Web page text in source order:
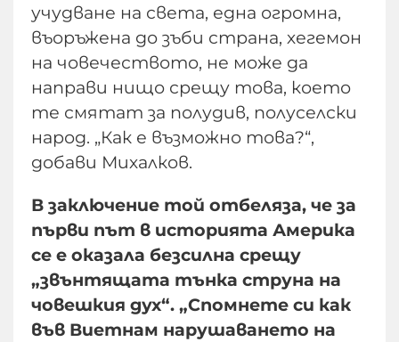
учудване на света, една огромна,
въоръжена до зъби страна, хегемон
на човечеството, не може да
направи нищо срещу това, което
те смятат за полудив, полуселски
народ. „Как е възможно това?“,
добави Михалков.
В заключение той отбеляза, че за
първи път в историята Америка
се е оказала безсилна срещу
„звънтящата тънка струна на
човешкия дух“. „Спомнете си как
във Виетнам нарушаването на